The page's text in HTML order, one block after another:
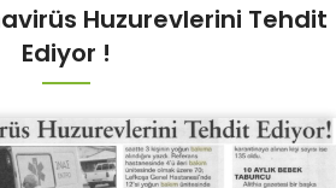
Huzurevlerini Tehdit
Ediyor !